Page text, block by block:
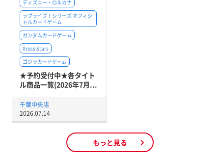
ディズニー・ロルカナ
ラブライブ！シリーズ オフィシ
ャルカードゲーム
ガンダムカードゲーム
Xross Stars
ゴジラカードゲーム
★予約受付中★各タイト
ル商品一覧(2026年7月...
千葉中央店
2026.07.14
もっと見る